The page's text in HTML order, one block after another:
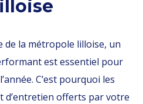
de la métropole lilloise, un
est essentiel pour
C’est pourquoi les
d’entretien offerts par votre